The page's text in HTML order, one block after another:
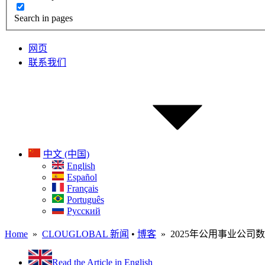
Search in pages
网页
联系我们
中文 (中国)
English
Español
Français
Português
Русский
Home » CLOUGLOBAL 新闻 • 博客 » 2025年公用事业公司
Read the Article in English